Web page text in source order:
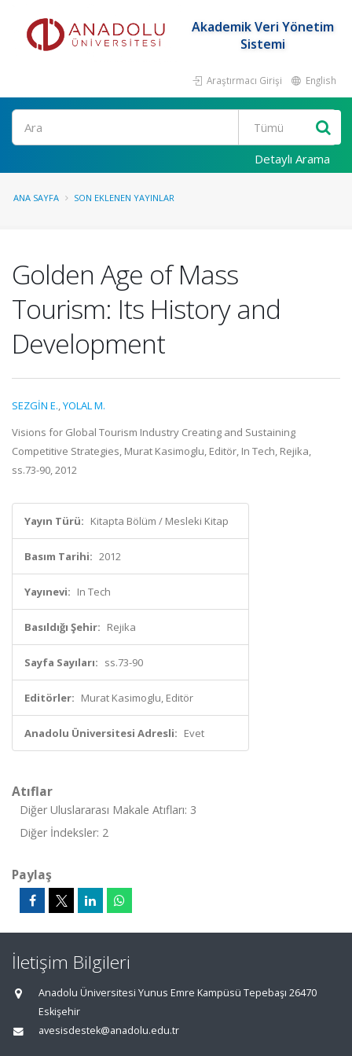
Akademik Veri Yönetim
Sistemi
Araştırmacı Girişi English
Ara
Detaylı Arama
ANA SAYFA SON EKLENEN YAYINLAR
Golden Age of Mass
Tourism: Its History and
Development
SEZGİN E.,YOLAL M.
Visions for Global Tourism Industry Creating and Sustaining
Competitive Strategies, Murat Kasimoglu, Editör, In Tech, Rejika,
ss.73-90, 2012
Yayın Türü: Kitapta Bölüm / Mesleki Kitap
Basım Tarihi: 2012
Yayınevi: In Tech
Basıldığı Şehir: Rejika
Sayfa Sayıları: ss.73-90
Editörler: Murat Kasimoglu, Editör
Anadolu Üniversitesi Adresli: Evet
Atıflar
Diğer Uluslararası Makale Atıfları: 3
Diğer İndeksler: 2
Paylaş
İletişim Bilgileri
Anadolu Üniversitesi Yunus Emre Kampüsü Tepebaşı 26470
Eskişehir
avesisdestek@anadolu.edu.tr